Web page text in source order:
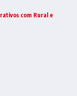
com Rural e